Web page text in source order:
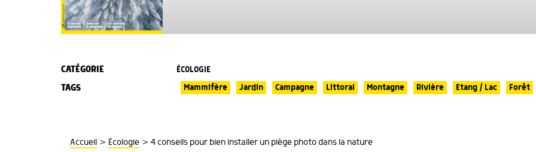
CATÉGORIE ÉCOLOGIE
TAGS Mammifère Jardin Campagne Littoral Montagne Rivière Etang / Lac Forêt
Accueil > Écologie > 4 conseils pour bien installer un piège photo dans la nature